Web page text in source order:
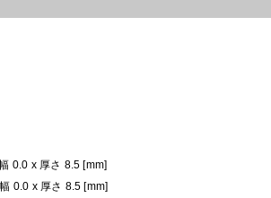
0.0 x 厚さ 8.5 [mm]
0.0 x 厚さ 8.5 [mm]